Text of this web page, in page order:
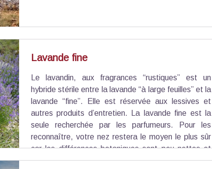
plein écran
Lavande fine
Le lavandin, aux fragrances “rustiques” est un
hybride stérile entre la lavande “à large feuilles” et la
lavande “fine”. Elle est réservée aux lessives et
autres produits d’entretien. La lavande fine est la
seule recherchée par les parfumeurs. Pour les
reconnaître, votre nez restera le moyen le plus sûr
car les différences botaniques sont peu nettes et
ramifiée et inflorescence développée pour le lavandin,